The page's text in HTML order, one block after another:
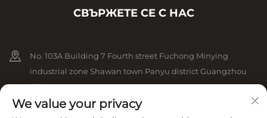
СВЪРЖЕТЕ СЕ С НАС
No. 103A Building 7 Fourth street Fuchong Minying
industrial zone Shawan town Panyu district Guangzhou
China
+86-13825079825
We value your privacy